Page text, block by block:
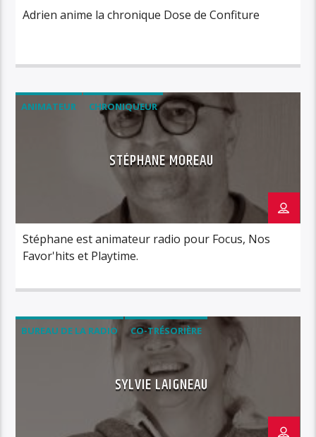
Adrien anime la chronique Dose de Confiture
ANIMATEUR CHRONIQUEUR
STÉPHANE MOREAU
Stéphane est animateur radio pour Focus, Nos
Favor'hits et Playtime.
BUREAU DE LA RADIO CO-TRÉSORIÈRE
SYLVIE LAIGNEAU